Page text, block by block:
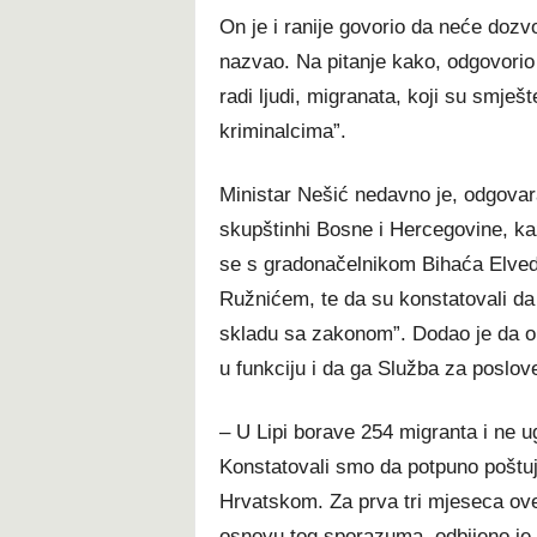
On je i ranije govorio da neće
nazvao. Na pitanje kako,
radi ljudi, migranata, koji su
kriminalcima”.
Ministar Nešić nedavno je,
skupštinhi Bosne i Hercegovine,
se s gradonačelnikom Bihaća
Ružnićem, te da su konstatovali
skladu sa zakonom”. Dodao je da
u funkciju i da ga Služba za
– U Lipi borave 254 migranta i ne
Konstatovali smo da potpuno
Hrvatskom. Za prva tri mjeseca